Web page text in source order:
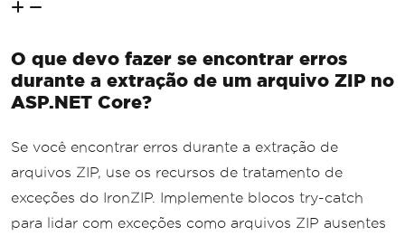
O que devo fazer se encontrar erros
durante a extração de um arquivo ZIP no
ASP.NET Core?
Se você encontrar erros durante a extração de
arquivos ZIP, use os recursos de tratamento de
exceções do IronZIP. Implemente blocos try-catch
para lidar com exceções como arquivos ZIP ausentes